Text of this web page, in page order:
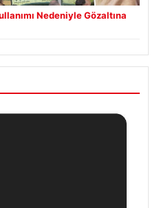
Nedeniyle Gözaltına